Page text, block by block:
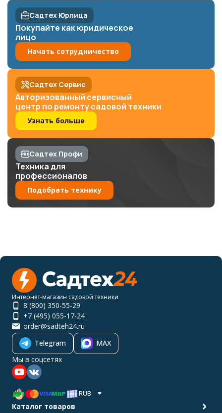
Садтех Юрлица
Покупайте как юридическое
лицо
Начать сотрудничество
Садтех Сервис
Авторизованный сервисный
центр по ремонту садовой техники
Узнать больше
Садтех Профи
Техника для
профессионалов
Подобрать технику
Интернет-магазин садовой техники
8 (800) 350-55-29
+7 (495) 055-17-24
order@sadteh24.ru
Telegram
MAX
Мы в соцсетях
RUB
Каталог товаров